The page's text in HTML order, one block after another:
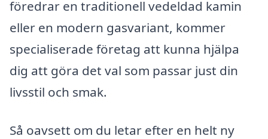
föredrar en traditionell vedeldad kamin
eller en modern gasvariant, kommer
specialiserade företag att kunna hjälpa
dig att göra det val som passar just din
livsstil och smak.
Så oavsett om du letar efter en helt ny